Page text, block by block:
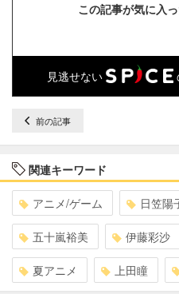
この記事が気に入
見逃せない
前の記事
関連キーワード
アニメ/ゲーム 日笠陽
五十嵐裕美 伊藤彩沙
夏アニメ 上田瞳